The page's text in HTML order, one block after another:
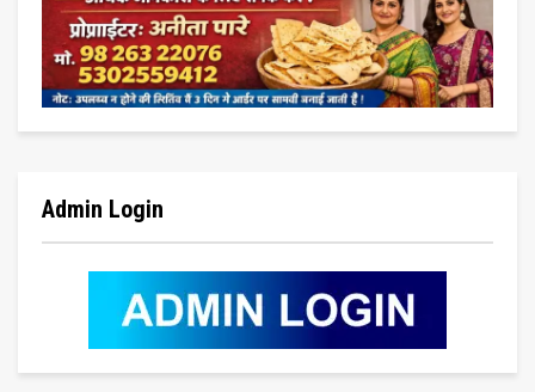
Admin Login